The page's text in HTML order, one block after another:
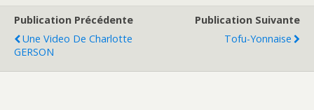
Publication Précédente
Une Video De Charlotte
GERSON
Publication Suivante
Tofu-Yonnaise